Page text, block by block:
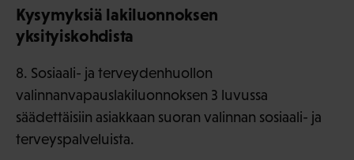
Kysymyksiä lakiluonnoksen
yksityiskohdista
8. Sosiaali- ja terveydenhuollon
valinnanvapauslakiluonnoksen 3 luvussa
säädettäisiin asiakkaan suoran valinnan sosiaali- ja
terveyspalveluista.